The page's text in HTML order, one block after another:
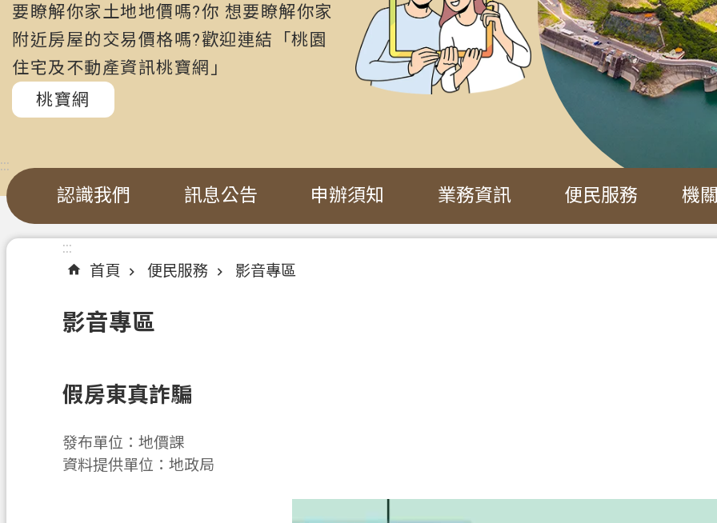
要瞭解你家土地地價嗎?你 想要瞭解你家
附近房屋的交易價格嗎?歡迎連結「桃園
住宅及不動產資訊桃寶網」
桃寶網
:::
認識我們 訊息公告 申辦須知 業務資訊 便民服務 機
:::
首頁
便民服務 影音專區
影音專區
假房東真詐騙
發布單位：地價課
資料提供單位：地政局